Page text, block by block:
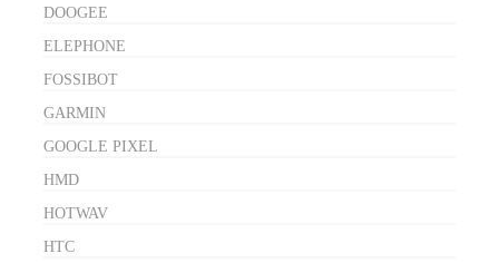
DOOGEE
ELEPHONE
FOSSIBOT
GARMIN
GOOGLE PIXEL
HMD
HOTWAV
HTC